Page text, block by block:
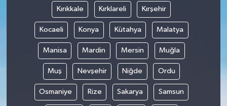
Kırıkkale Kırklareli Kırşehir
Kocaeli Konya Kütahya Malatya
Manisa Mardin Mersin Muğla
Muş Nevşehir Niğde Ordu
Osmaniye Rize Sakarya Samsun